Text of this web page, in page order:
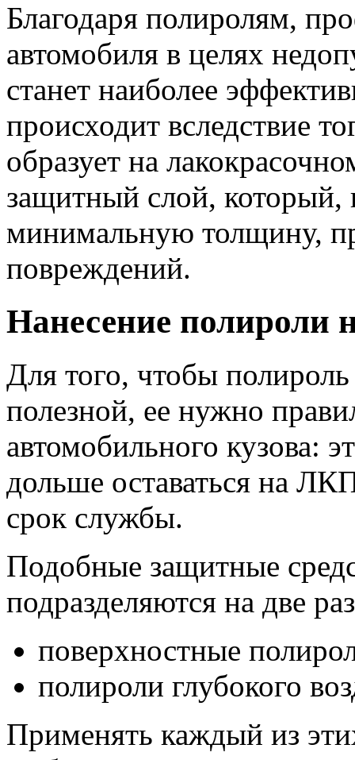
Благодаря полиролям,
автомобиля в целях
станет наиболее
происходит вследствие
образует на
защитный слой, который,
минимальную толщину,
повреждений.
Нанесение полироли
Для того, чтобы полироль
полезной, ее нужно
автомобильного кузова:
дольше оставаться на
срок службы.
Подобные защитные
подразделяются на две
поверхностные
полироли глубокого
Применять каждый из